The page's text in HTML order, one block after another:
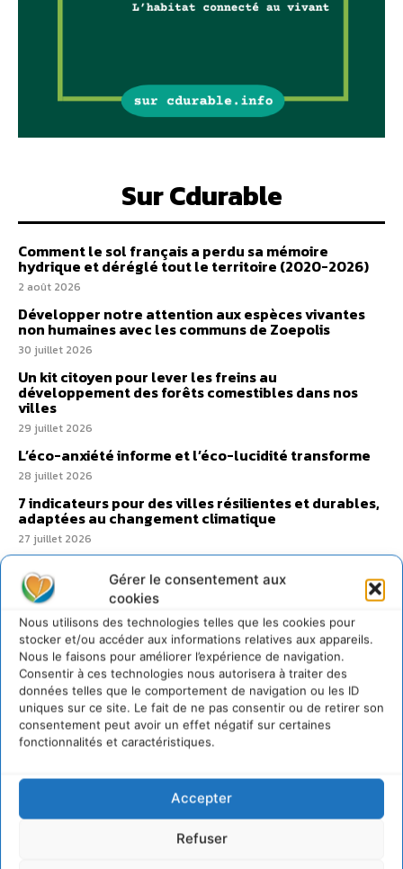
Gérer le consentement aux
cookies
Nous utilisons des technologies telles que les cookies pour
stocker et/ou accéder aux informations relatives aux appareils.
Nous le faisons pour améliorer l’expérience de navigation.
Consentir à ces technologies nous autorisera à traiter des
données telles que le comportement de navigation ou les ID
uniques sur ce site. Le fait de ne pas consentir ou de retirer son
consentement peut avoir un effet négatif sur certaines
fonctionnalités et caractéristiques.
Accepter
Refuser
Sur Cdurable
Comment le sol français a perdu sa mémoire
hydrique et déréglé tout le territoire (2020-2026)
2 août 2026
Développer notre attention aux espèces vivantes
non humaines avec les communs de Zoepolis
30 juillet 2026
Un kit citoyen pour lever les freins au
développement des forêts comestibles dans nos
villes
29 juillet 2026
L’éco-anxiété informe et l’éco-lucidité transforme
28 juillet 2026
7 indicateurs pour des villes résilientes et durables,
adaptées au changement climatique
27 juillet 2026